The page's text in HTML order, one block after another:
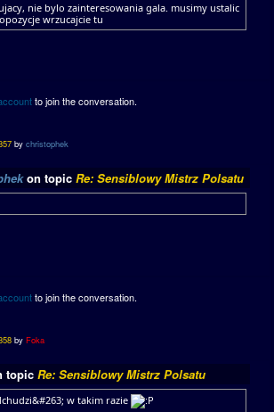
nie bylo zainteresowania gala. musimy ustalic
wrzucajcie tu
to join the conversation.
bychristophek
on topic Re: Sensiblowy Mistrz Polsatu
to join the conversation.
byFoka
topic Re: Sensiblowy Mistrz Polsatu
w takim razie